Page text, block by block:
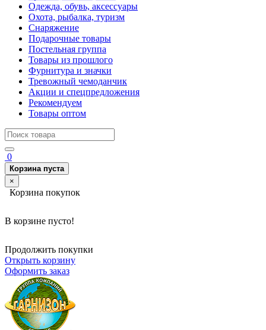
Одежда, обувь, аксессуары
Охота, рыбалка, туризм
Снаряжение
Подарочные товары
Постельная группа
Товары из прошлого
Фурнитура и значки
Тревожный чемоданчик
Акции и спецпредложения
Рекомендуем
Товары оптом
0
Корзина пуста
×
Корзина покупок
В корзине пусто!
Продолжить покупки
Открыть корзину
Оформить заказ